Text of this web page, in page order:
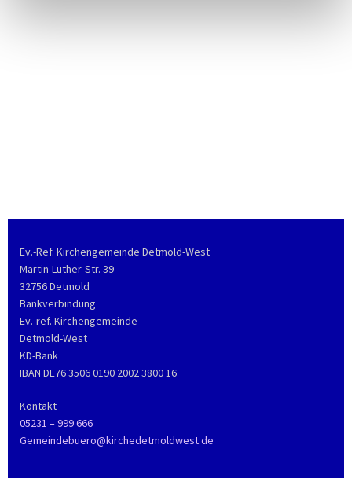
Ev.-Ref. Kirchengemeinde Detmold-West
Martin-Luther-Str. 39
32756 Detmold
Bankverbindung
Ev.-ref. Kirchengemeinde
Detmold-West
KD-Bank
IBAN DE76 3506 0190 2002 3800 16
Kontakt
05231 – 999 666
Gemeindebuero@kirchedetmoldwest.de